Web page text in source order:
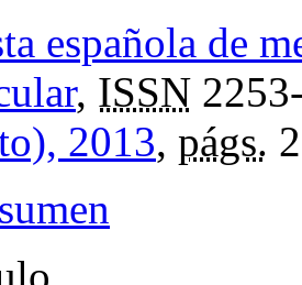
española de
, ISSN
2013, págs.